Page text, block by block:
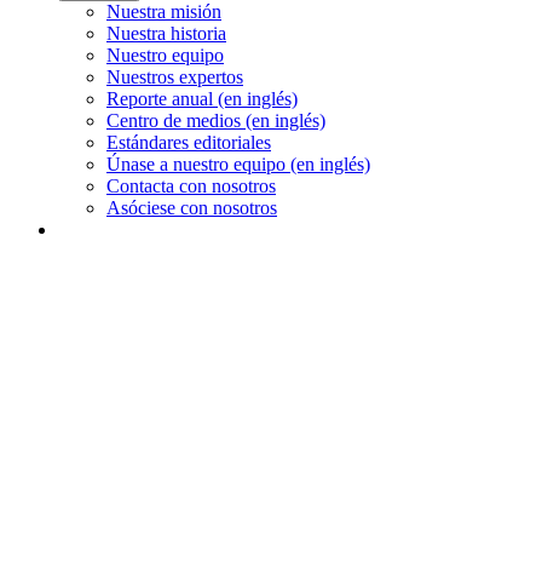
Nuestra misión
Nuestra historia
Nuestro equipo
Nuestros expertos
Reporte anual (en inglés)
Centro de medios (en inglés)
Estándares editoriales
Únase a nuestro equipo (en inglés)
Contacta con nosotros
Asóciese con nosotros